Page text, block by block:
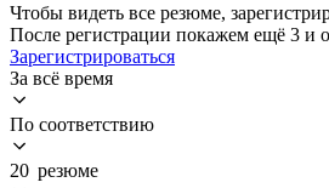
Чтобы видеть все резюме,
После регистрации покажем ещё 3 и
Зарегистрироваться
За всё время
По соответствию
20 резюме